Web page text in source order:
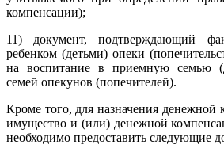
компенсации);
11) документ, подтверждающий
ребенком (детьми) опеки
на воспитание в приемную семью
семей опекунов (попечителей).
Кроме того, для назначения денежной
имущество и (или) денежной
необходимо предоставить следующие